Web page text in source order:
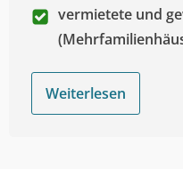
vermietete und
Weiterlesen